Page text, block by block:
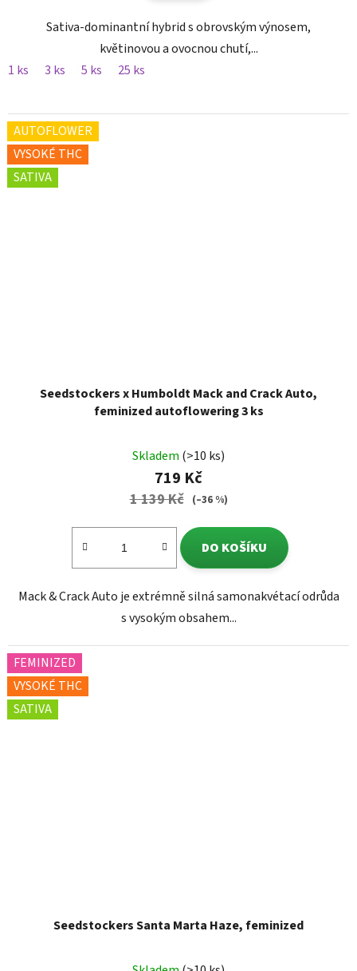
Sativa-dominantní hybrid s obrovským výnosem,
květinovou a ovocnou chutí,...
1 ks
3 ks 5 ks 25 ks
AUTOFLOWER
VYSOKÉ THC
SATIVA
Seedstockers x Humboldt Mack and Crack Auto,
feminized autoflowering 3 ks
Skladem (>10 ks)
719 Kč
1 139 Kč (–36 %)
DO KOŠÍKU
Mack & Crack Auto je extrémně silná samonakvétací odrůda
s vysokým obsahem...
FEMINIZED
VYSOKÉ THC
SATIVA
Seedstockers Santa Marta Haze, feminized